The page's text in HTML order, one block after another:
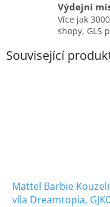
Výdejní
Více jak
shopy, GLS
Související
Mattel Barbie
víla Dreamtopia,